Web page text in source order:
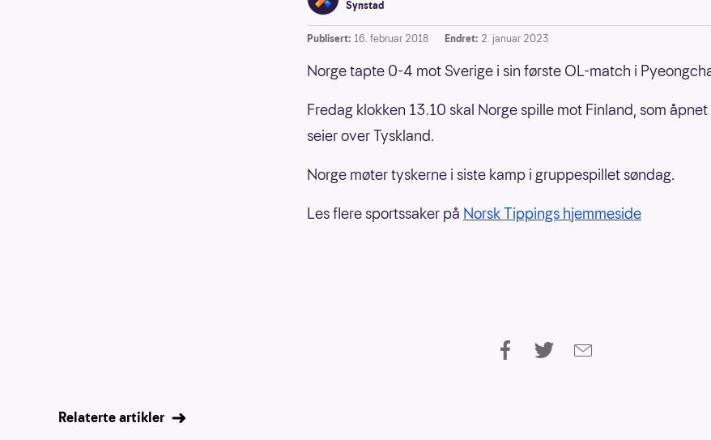
Synstad
Publisert: 16. februar 2018 Endret: 2. januar 2023
Norge tapte 0-4 mot Sverige i sin første OL-match i
Fredag klokken 13.10 skal Norge spille mot Finland, som
seier over Tyskland.
Norge møter tyskerne i siste kamp i gruppespillet søndag.
Les flere sportssaker på Norsk Tippings hjemmeside
Relaterte artikler